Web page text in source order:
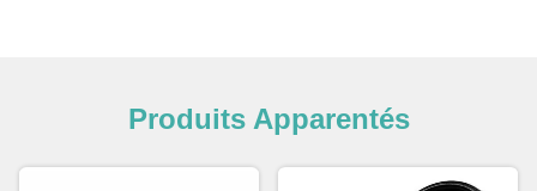
Produits Apparentés